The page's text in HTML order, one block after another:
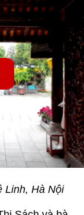
Linh, Hà Nội